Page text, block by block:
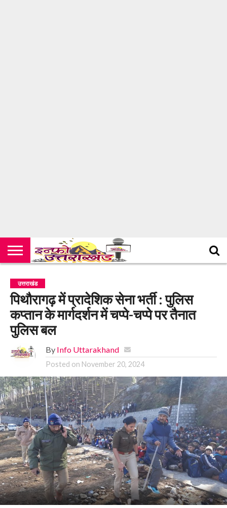
उत्तराखंड
पिथौरागढ़ में प्रादेशिक सेना भर्ती : पुलिस
कप्तान के मार्गदर्शन में चप्पे-चप्पे पर तैनात
पुलिस बल
By Info Uttarakhand
Posted on November 20, 2024